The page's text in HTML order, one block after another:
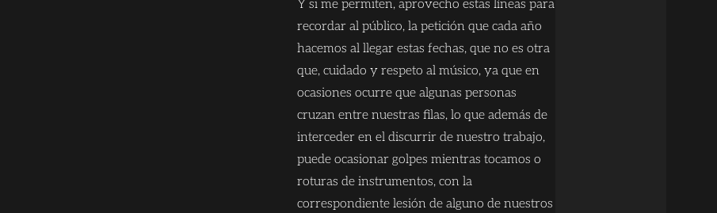
Y si me permiten, aprovecho estas líneas para
recordar al público, la petición que cada año
hacemos al llegar estas fechas, que no es otra
que, cuidado y respeto al músico, ya que en
ocasiones ocurre que algunas personas
cruzan entre nuestras filas, lo que además de
interceder en el discurrir de nuestro trabajo,
puede ocasionar golpes mientras tocamos o
roturas de instrumentos, con la
correspondiente lesión de alguno de nuestros